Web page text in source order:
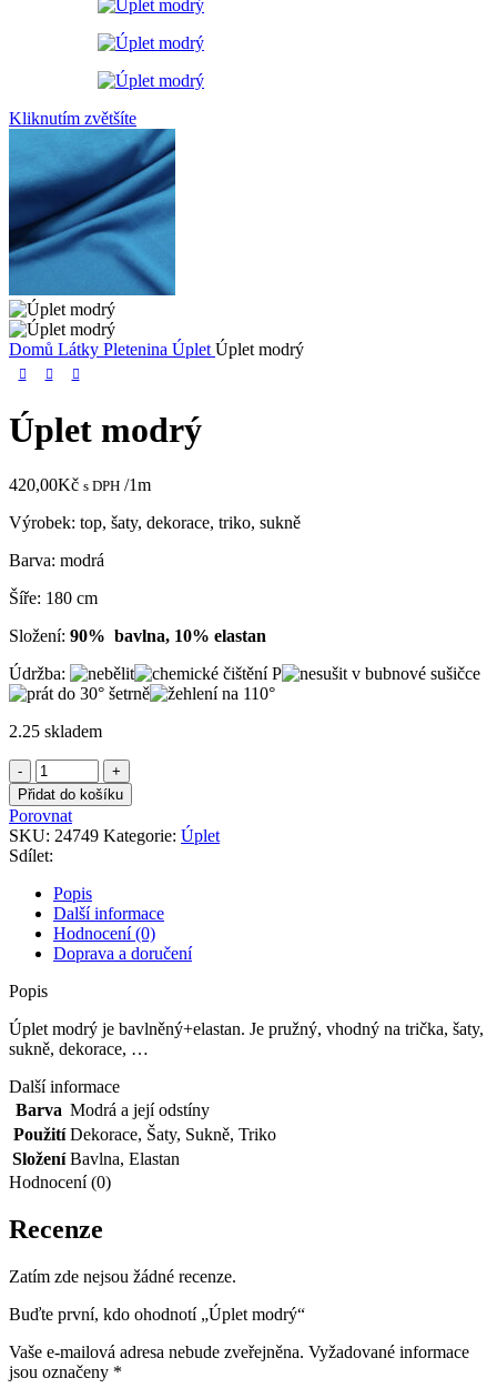
Kliknutím zvětšíte
Domů Látky Pletenina Úplet Úplet modrý
Úplet modrý
420,00Kč s DPH /1m
Výrobek: top, šaty, dekorace, triko, sukně
Barva: modrá
Šíře: 180 cm
Složení: 90% bavlna, 10% elastan
Údržba:
2.25 skladem
Úplet
modrý
množství
Přidat do košíku
Porovnat
SKU: 24749 Kategorie: Úplet
Sdílet:
Popis
Další informace
Hodnocení (0)
Doprava a doručení
Popis
Úplet modrý je bavlněný+elastan. Je pružný, vhodný na trička, šaty,
sukně, dekorace, …
Další informace
Barva Modrá a její odstíny
Použití Dekorace, Šaty, Sukně, Triko
Složení Bavlna, Elastan
Hodnocení (0)
Recenze
Zatím zde nejsou žádné recenze.
Buďte první, kdo ohodnotí „Úplet modrý“
Vaše e-mailová adresa nebude zveřejněna. Vyžadované informace
jsou označeny *